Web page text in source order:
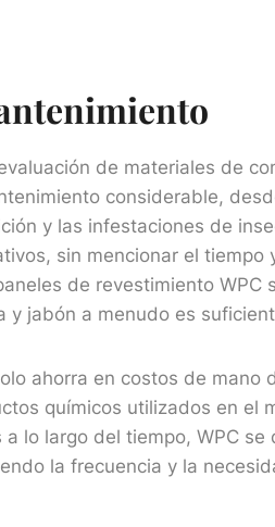
de materiales de
considerable,
y las infestaciones de
sin mencionar el tiempo
de revestimiento WPC
jabón a menudo es
ahorra en costos de mano
químicos utilizados en el
lo largo del tiempo, WPC se
la frecuencia y la